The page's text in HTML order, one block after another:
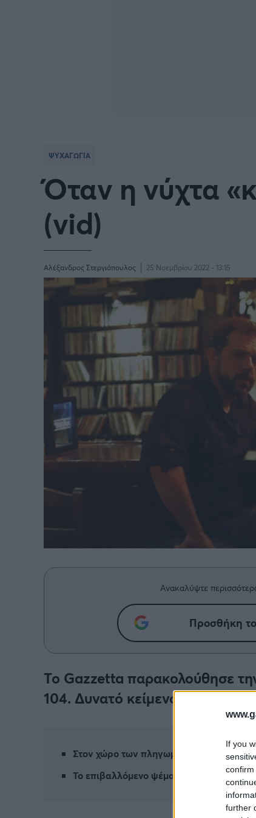
If you
further
ΨΥΧΑΓΩΓΙΑ
Όταν η νύχτα
(vid)
Αλέξανδρος Στεργιόπουλος 25 Νοεμβρίου 2022 - 13:15
Ανακαλύψτε
Προσθήκη
Το Gazzetta παρακολούθησε
104. Δυνατό κείμενο, αξιόλογες
Στον χώρο των πληγωμένων υπάρξεων
Το επιβαλλόμενο ψέμα της ζωής των